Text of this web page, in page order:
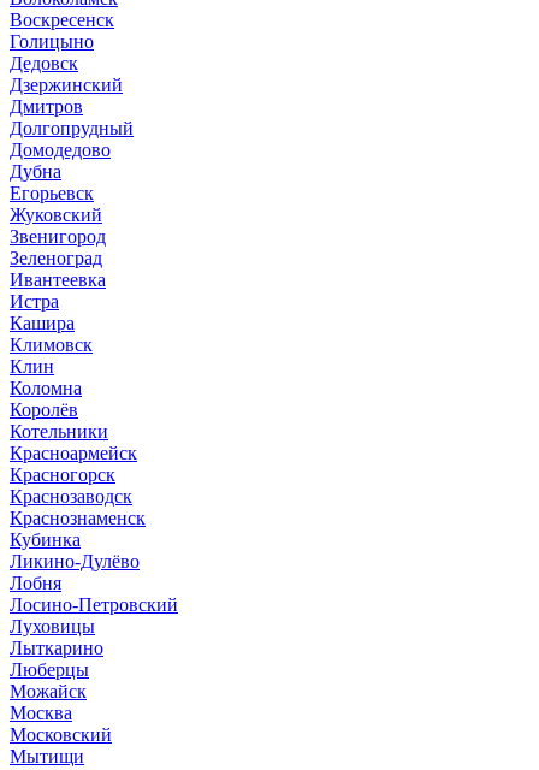
Воскресенск
Голицыно
Дедовск
Дзержинский
Дмитров
Долгопрудный
Домодедово
Дубна
Егорьевск
Жуковский
Звенигород
Зеленоград
Ивантеевка
Истра
Кашира
Климовск
Клин
Коломна
Королёв
Котельники
Красноармейск
Красногорск
Краснозаводск
Краснознаменск
Кубинка
Ликино-Дулёво
Лобня
Лосино-Петровский
Луховицы
Лыткарино
Люберцы
Можайск
Москва
Московский
Мытищи